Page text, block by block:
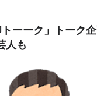
ーーク」トーク
人も